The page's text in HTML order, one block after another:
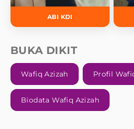
ABI KDI
BUKA DIKIT
Wafiq Azizah Profil
Biodata Wafiq Azizah